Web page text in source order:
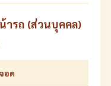
ารถ (ส่วนบุคคล)
อด